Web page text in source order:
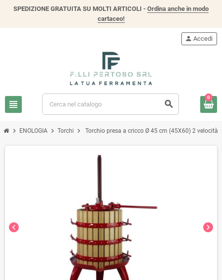
SPEDIZIONE GRATUITA SU MOLTI ARTICOLI - Ordina anche in modo
cartaceo!
view_headline search
person Accedi
0
chevron_right ENOLOGIA chevron_right Torchi chevron_right Torchio presa a cricco Ø 45 cm (45X60) 2 velocità
chevron_left chevron_right